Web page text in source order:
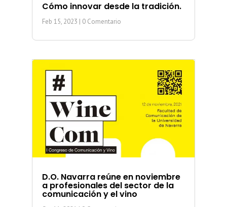
Cómo innovar desde la tradición.
Feb 15, 2023 | 0 Comentario
D.O. Navarra reúne en noviembre
a profesionales del sector de la
comunicación y el vino